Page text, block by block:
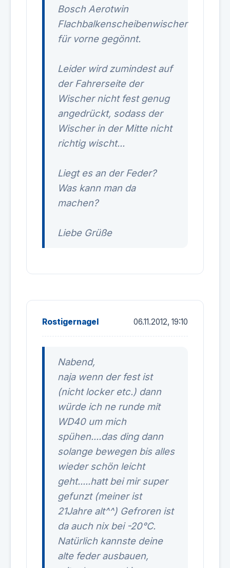
Bosch Aerotwin
Flachbalkenscheibenwischer
für vorne gegönnt.
Leider wird zumindest auf
der Fahrerseite der
Wischer nicht fest genug
angedrückt, sodass der
Wischer in der Mitte nicht
richtig wischt...
Liegt es an der Feder?
Was kann man da
machen?
Liebe Grüße
Rostigernagel 06.11.2012, 19:10
Nabend,
naja wenn der fest ist
(nicht locker etc.) dann
würde ich ne runde mit
WD40 um mich
spühen....das ding dann
solange bewegen bis alles
wieder schön leicht
geht.....hatt bei mir super
gefunzt (meiner ist
21Jahre alt^^) Gefroren ist
da auch nix bei -20°C.
Natürlich kannste deine
alte feder ausbauen,